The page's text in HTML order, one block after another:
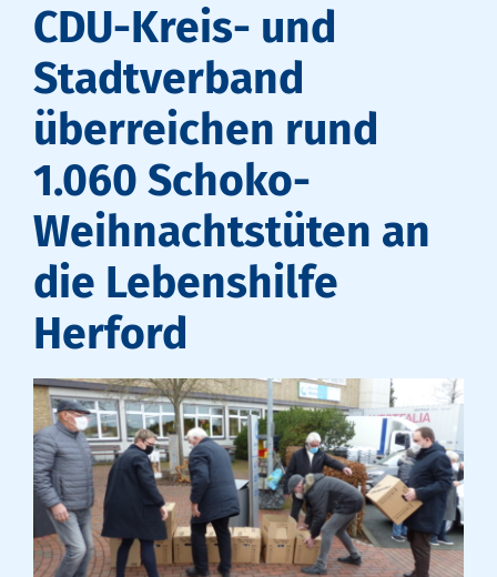
CDU-Kreis- und
Stadtverband
überreichen rund
1.060 Schoko-
Weihnachtstüten an
die Lebenshilfe
Herford